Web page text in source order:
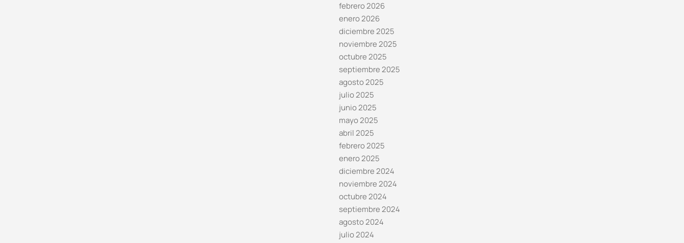
febrero 2026
enero 2026
diciembre 2025
noviembre 2025
octubre 2025
septiembre 2025
agosto 2025
julio 2025
junio 2025
mayo 2025
abril 2025
febrero 2025
enero 2025
diciembre 2024
noviembre 2024
octubre 2024
septiembre 2024
agosto 2024
julio 2024